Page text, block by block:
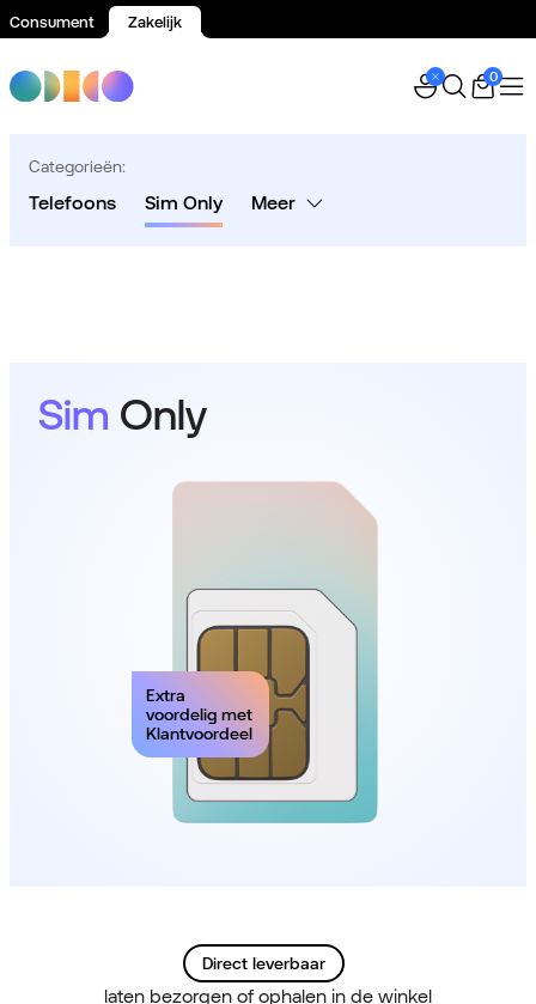
Consument Zakelijk
0
Categorieën:
Telefoons Sim Only Meer
Sim Only
Extra
voordelig met
Klantvoordeel
Direct leverbaar
laten bezorgen of ophalen in de winkel